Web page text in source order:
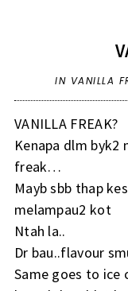
IN VANILLA
VANILLA FREAK?
Kenapa dlm byk2
freak…
Mayb sbb thap
melampau2 kot
Ntah la..
Dr bau..flavour
Same goes to